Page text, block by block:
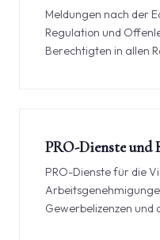
Meldungen nach der
Regulation und
Berechtigten in allen
PRO-Dienste und
PRO-Dienste für die
Gewerbelizenzen und